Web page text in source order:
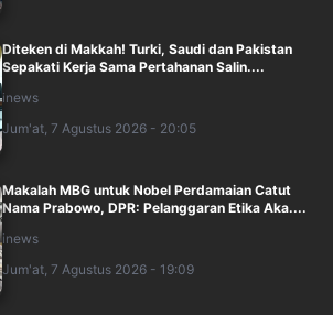
Diteken di Makkah! Turki, Saudi dan Pakistan
Sepakati Kerja Sama Pertahanan Salin....
inews
Jum'at, 7 Agustus 2026 - 20:05
Makalah MBG untuk Nobel Perdamaian Catut
Nama Prabowo, DPR: Pelanggaran Etika Aka....
inews
Jum'at, 7 Agustus 2026 - 19:09